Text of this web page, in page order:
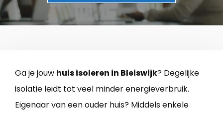
Ga je jouw huis isoleren in Bleiswijk? Degelijke
isolatie leidt tot veel minder energieverbruik.
Eigenaar van een ouder huis? Middels enkele